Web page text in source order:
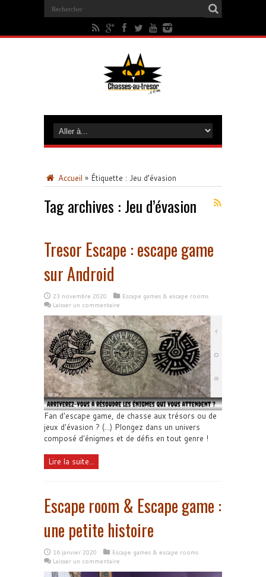
Accueil » Étiquette : Jeu d’évasion
Tag archives : Jeu d’évasion
Tresor Escape : escape game
sur Android
23 novembre 2020
Escape games & escape rooms
Laisser un commentaire
Fan d'escape game, de chasse aux trésors ou de
jeux d'évasion ? (...) Plongez dans un univers
composé d'énigmes et de défis en tout genre !
Lire la suite...
Escape room & Escape game :
une petite histoire
16 janvier 2020
Escape games & escape rooms
Laisser un commentaire